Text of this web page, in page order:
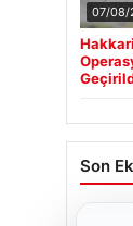
07/08/
Son